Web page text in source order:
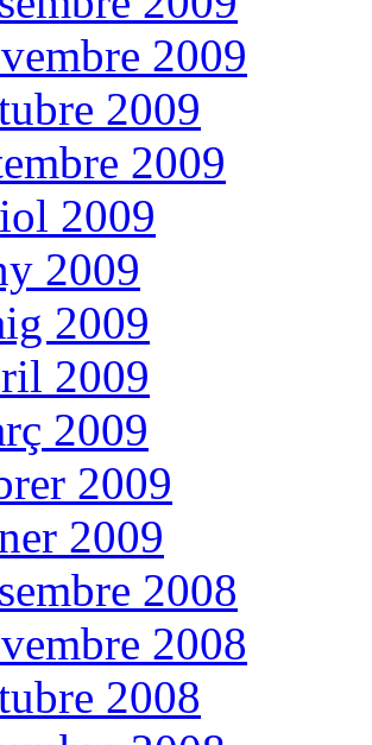
2009
2009
2009
2009
2009
2009
2009
2009
2009
2009
2008
2008
2008